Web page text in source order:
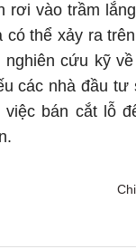
vào trầm
thể xảy ra
cứu kỹ
các nhà đầu tư
bán cắt lỗ